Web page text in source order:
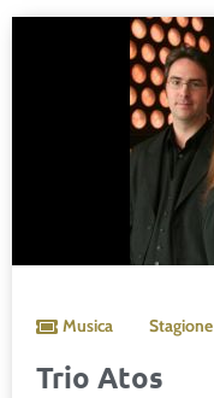
Musica Stagione
Trio Atos